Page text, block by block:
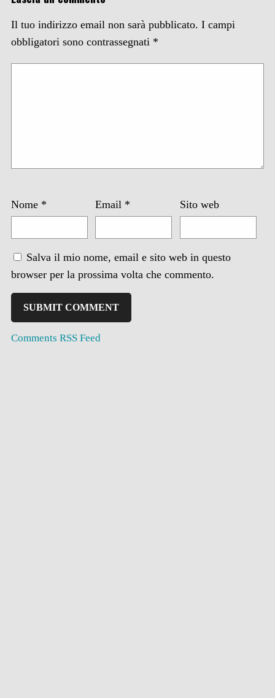
Il tuo indirizzo email non sarà pubblicato. I campi
obbligatori sono contrassegnati *
Nome * Email * Sito web
Salva il mio nome, email e sito web in questo
browser per la prossima volta che commento.
Comments RSS Feed